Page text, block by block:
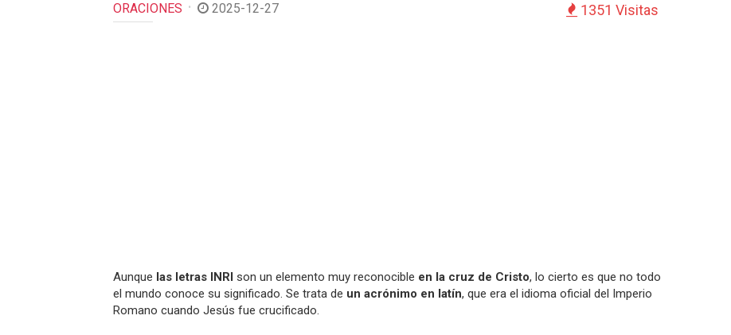
ORACIONES 2025-12-27 1351 Visitas
Aunque las letras INRI son un elemento muy reconocible en la cruz de Cristo, lo cierto es que no todo
el mundo conoce su significado. Se trata de un acrónimo en latín, que era el idioma oficial del Imperio
Romano cuando Jesús fue crucificado.